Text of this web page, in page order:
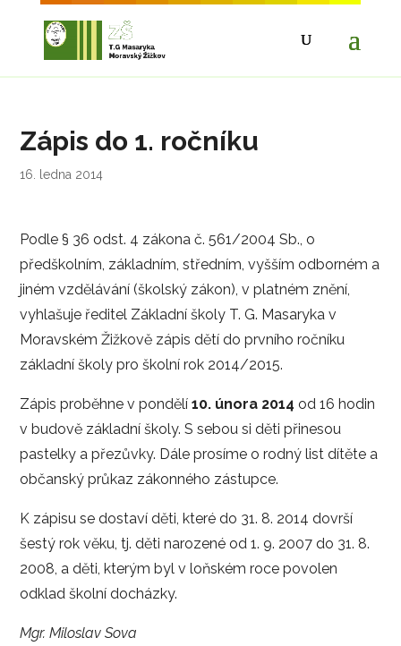
Zápis do 1. ročníku
16. ledna 2014
Podle § 36 odst. 4 zákona č. 561/2004 Sb., o
předškolním, základním, středním, vyšším odborném a
jiném vzdělávání (školský zákon), v platném znění,
vyhlašuje ředitel Základní školy T. G. Masaryka v
Moravském Žižkově zápis dětí do prvního ročníku
základní školy pro školní rok 2014/2015.
Zápis proběhne v pondělí10. února 2014 od 16 hodin
v budově základní školy. S sebou si děti přinesou
pastelky a přezůvky. Dále prosíme o rodný list dítěte a
občanský průkaz zákonného zástupce.
K zápisu se dostaví děti, které do 31. 8. 2014 dovrší
šestý rok věku, tj. děti narozené od 1. 9. 2007 do 31. 8.
2008, a děti, kterým byl v loňském roce povolen
odklad školní docházky.
Mgr. Miloslav Sova